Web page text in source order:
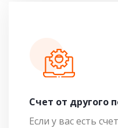
Cчет от другого
Если у вас есть